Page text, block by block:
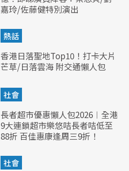
嘉玲/佐藤健特別演出
熱話
香港日落聖地Top10！打卡大片
芒草/日落雲海 附交通懶人包
社會
長者超市優惠懶人包2026︱全港
9大連鎖超市樂悠咭長者咭低至
88折 百佳惠康逢周三9折！
社會